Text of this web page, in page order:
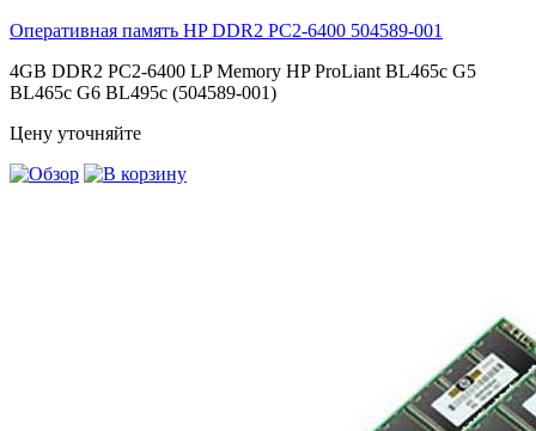
Оперативная память HP DDR2 PC2-6400 504589-001
4GB DDR2 PC2-6400 LP Memory HP ProLiant BL465c G5
BL465c G6 BL495c (504589-001)
Цену уточняйте